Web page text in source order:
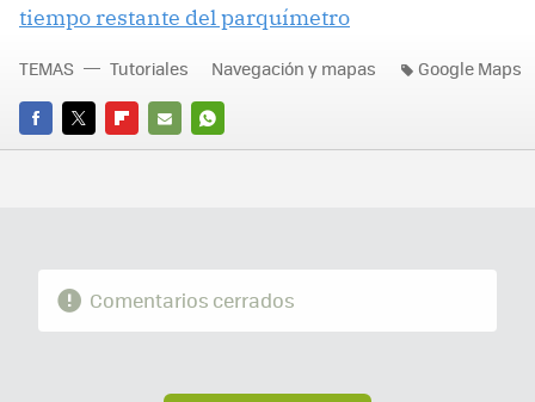
tiempo restante del parquímetro
FACEBOOK
TWITTERFLIPBOARD
E-
WHATSAPP
TEMAS Tutoriales Navegación y mapas Google Maps
Comentarios cerrados